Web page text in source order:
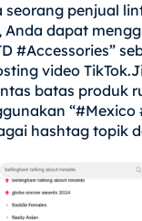
seorang penjual
Anda dapat
#Accessories”
video
batas produk
“#Mexico
hashtag topik